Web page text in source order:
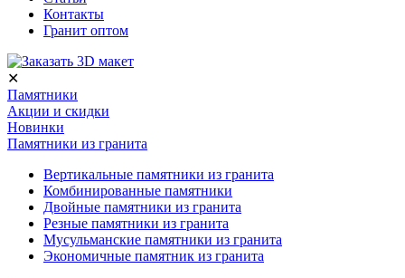
Контакты
Гранит оптом
✕
Памятники
Акции и скидки
Новинки
Памятники из гранита
Вертикальные памятники из гранита
Комбинированные памятники
Двойные памятники из гранита
Резные памятники из гранита
Мусульманские памятники из гранита
Экономичные памятник из гранита